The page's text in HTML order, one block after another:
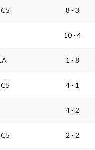
8 - 3
10 - 4
1 - 8
4 - 1
4 - 2
2 - 2